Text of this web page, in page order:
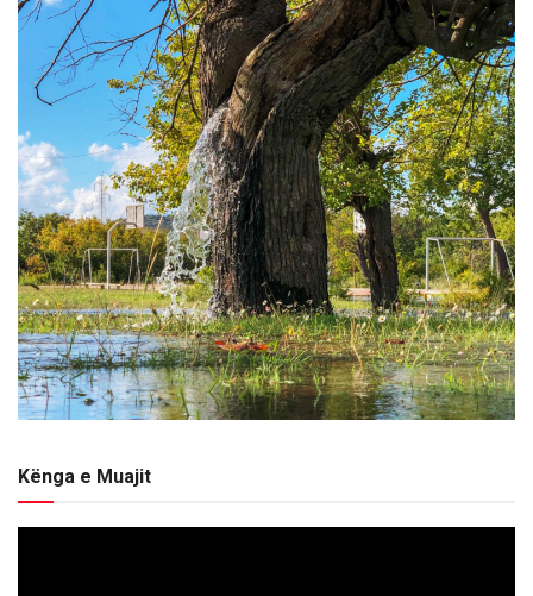
Kënga e Muajit